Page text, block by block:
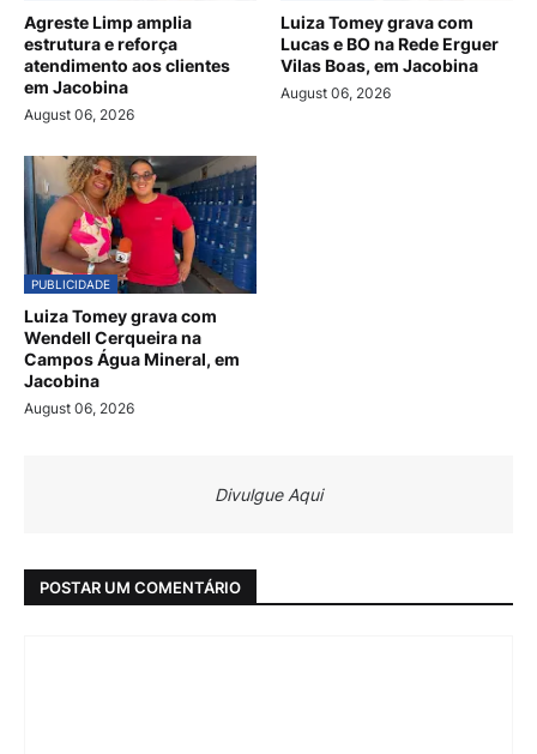
Agreste Limp amplia
estrutura e reforça
atendimento aos clientes
em Jacobina
August 06, 2026
Luiza Tomey grava com
Lucas e BO na Rede Erguer
Vilas Boas, em Jacobina
August 06, 2026
PUBLICIDADE
Luiza Tomey grava com
Wendell Cerqueira na
Campos Água Mineral, em
Jacobina
August 06, 2026
Divulgue Aqui
POSTAR UM COMENTÁRIO